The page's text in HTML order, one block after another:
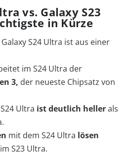
vs. Galaxy S23
in Kürze
S24 Ultra ist aus einer
im S24 Ultra der
3, der neueste Chipsatz von
Ultra ist deutlich hellerals
mit dem S24 Ultra lösen
S23 Ultra.